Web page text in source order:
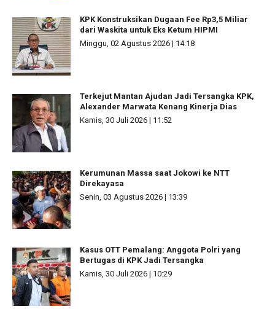
KPK Konstruksikan Dugaan Fee Rp3,5 Miliar
dari Waskita untuk Eks Ketum HIPMI
Minggu, 02 Agustus 2026 | 14:18
Terkejut Mantan Ajudan Jadi Tersangka KPK,
Alexander Marwata Kenang Kinerja Dias
Kamis, 30 Juli 2026 | 11:52
Kerumunan Massa saat Jokowi ke NTT
Direkayasa
Senin, 03 Agustus 2026 | 13:39
Kasus OTT Pemalang: Anggota Polri yang
Bertugas di KPK Jadi Tersangka
Kamis, 30 Juli 2026 | 10:29